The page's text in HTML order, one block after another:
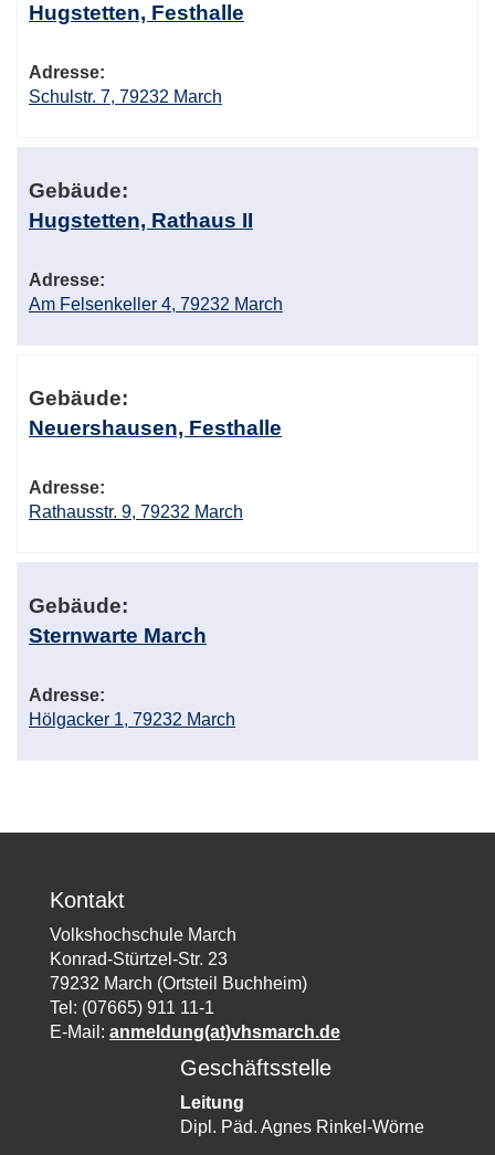
Hugstetten, Festhalle
Adresse:
Schulstr. 7, 79232 March
Gebäude:
Hugstetten, Rathaus II
Adresse:
Am Felsenkeller 4, 79232 March
Gebäude:
Neuershausen, Festhalle
Adresse:
Rathausstr. 9, 79232 March
Gebäude:
Sternwarte March
Adresse:
Hölgacker 1, 79232 March
Kontakt
Volkshochschule March
Konrad-Stürtzel-Str. 23
79232 March (Ortsteil Buchheim)
Tel: (07665) 911 11-1
E-Mail: anmeldung(at)vhsmarch.de
Geschäftsstelle
Leitung
Dipl. Päd. Agnes Rinkel-Wörne